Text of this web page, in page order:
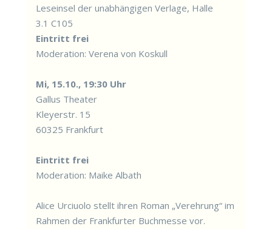
Lese­insel der unab­hän­gi­gen Ver­la­ge, Hal­le
3.1 C105
Ein­tritt frei
Mode­ra­ti­on: Vere­na von Kos­kull
Mi, 15.10., 19:30 Uhr
Gal­lus Thea­ter
Kley­er­str. 15
60325 Frank­furt
Ein­tritt frei
Mode­ra­ti­on: Mai­ke Albath
Ali­ce Urciuo­lo stellt ihren Roman „Ver­eh­rung“ im
Rah­men der Frank­fur­ter Buch­mes­se vor.